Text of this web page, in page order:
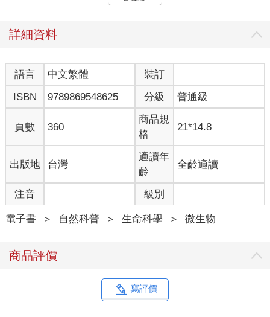
蔬果高纖飲食，加上規律的運動與充足的睡眠，大部分的疾病都
然。直到最近十幾年，我從自己歷經闌尾手術後沒幾年開始有憩
滋長所造成的立論是不能漠視的。當年他發現保加利亞農民的長
壽是因為經常食用一種富含乳酸菌的「酸奶」，這個發現後來啟
發日本科學家代田稔發明了暢銷全球幾十年的「養樂多」，也並
非沒有健康意義。美國史丹佛大學瑞爾曼在2005年《科學》上發
表一篇論文，利用分子生物學方法，研究團隊從健康人的不同部
位腸道取出腸壁黏膜組織，找到超過千種以上的腸道細菌，其中
大部分是前所未知的新菌種，我才驚覺自己對牠們以百兆計的細
胞數量，以及提供人體養分、調控腸黏膜修補或誘導免疫細胞等
功能，過去的醫學知識是遠遠不足的。
現代醫學面臨許多束手無策的慢性病，過去幾十年醫學一直冀望
於基因的研究，期待有突破性的醫療進展。然而，當完成人類基
細胞的基因顯然微不足道，因為與人體共生的1200餘種腸道細
菌、酵母和其他微生物，其基因總數卻多達330萬個，是人類基因
數目的150倍。所以，我們的身體到底誰在當家？是我們自己的細
胞還是在人體內共生的微生物？我們的健康是如何失去的？透過
詳細資料
語言 中文繁體
裝訂
ISBN
9789869548625 分級 普通級
頁數 360
商品規
格
21*14.8
出版地 台灣
適讀年
齡
全齡適讀
注音 級別
電子書 ＞ 自然科普 ＞ 生命科學 ＞ 微生物
商品評價
寫評價